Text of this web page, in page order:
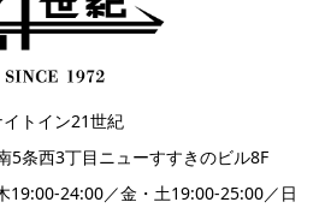
トイン21世紀
5条西3丁目ニューすすきのビル8F
24:00／金・土19:00-25:00／日